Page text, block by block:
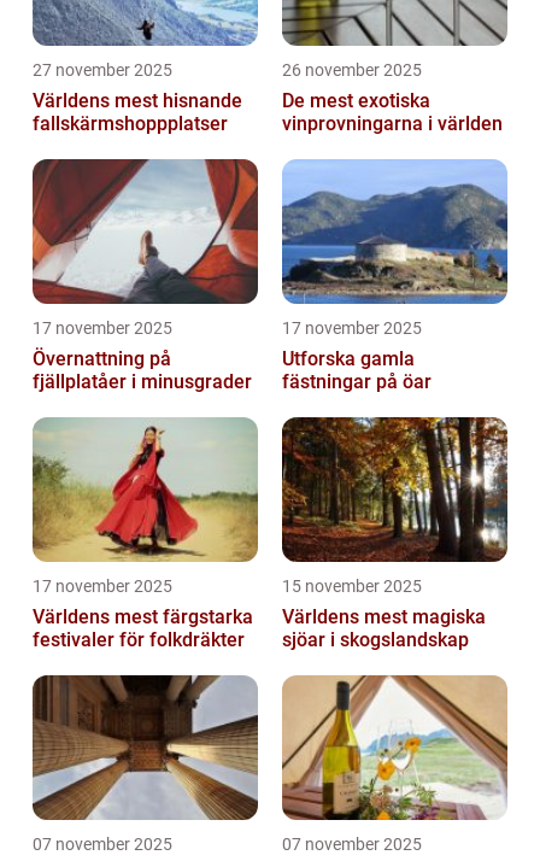
27 november 2025
Världens mest hisnande
fallskärmshoppplatser
26 november 2025
De mest exotiska
vinprovningarna i världen
17 november 2025
Övernattning på
fjällplatåer i minusgrader
17 november 2025
Utforska gamla
fästningar på öar
17 november 2025
Världens mest färgstarka
festivaler för folkdräkter
15 november 2025
Världens mest magiska
sjöar i skogslandskap
07 november 2025 07 november 2025